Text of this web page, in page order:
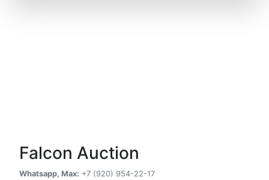
Falcon Auction
Whatsapp, Max: +7 (920) 954-22-17